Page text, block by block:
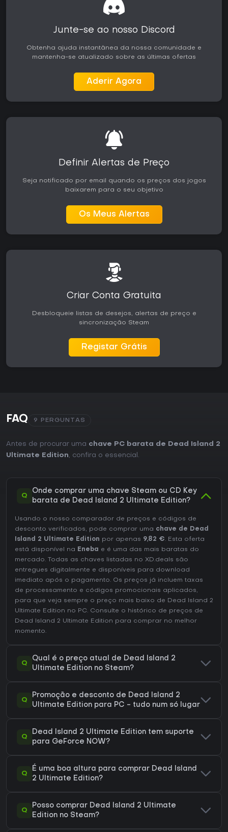
vendas acima de 3 milhões de unidades até meados de
2024 e uma base grande de jogadores, é ideal para quem
zumbi, priorizando lutas cheias de gore em vez de narrativa
Junte-se ao nosso Discord
Obtenha ajuda instantânea da nossa comunidade e
mantenha-se atualizado sobre as últimas ofertas
Aderir Agora
Definir Alertas de Preço
Seja notificado por email quando os preços dos jogos
baixarem para o seu objetivo
Os Meus Alertas
Criar Conta Gratuita
Desbloqueie listas de desejos, alertas de preço e
sincronização Steam
Registar Grátis
FAQ 9 PERGUNTAS
Antes de procurar uma chave PC barata de Dead Island 2
Ultimate Edition, confira o essencial.
Q
Onde comprar uma chave Steam ou CD Key
barata de Dead Island 2 Ultimate Edition?
Usando o nosso comparador de preços e códigos de
desconto verificados, pode comprar uma chave de Dead
Island 2 Ultimate Edition por apenas 9,82 €. Esta oferta
está disponível na Eneba e é uma das mais baratas do
mercado. Todas as chaves listadas no XD.deals são
entregues digitalmente e disponíveis para download
imediato após o pagamento. Os preços já incluem taxas
de processamento e códigos promocionais aplicados,
para que veja sempre o preço mais baixo de Dead Island 2
Ultimate Edition no PC. Consulte o histórico de preços de
Dead Island 2 Ultimate Edition para comprar no melhor
momento.
Q
Qual é o preço atual de Dead Island 2
Ultimate Edition no Steam?
Q
Promoção e desconto de Dead Island 2
Ultimate Edition para PC - tudo num só lugar
Q
Dead Island 2 Ultimate Edition tem suporte
para GeForce NOW?
Q
É uma boa altura para comprar Dead Island
2 Ultimate Edition?
Q
Posso comprar Dead Island 2 Ultimate
Edition no Steam?